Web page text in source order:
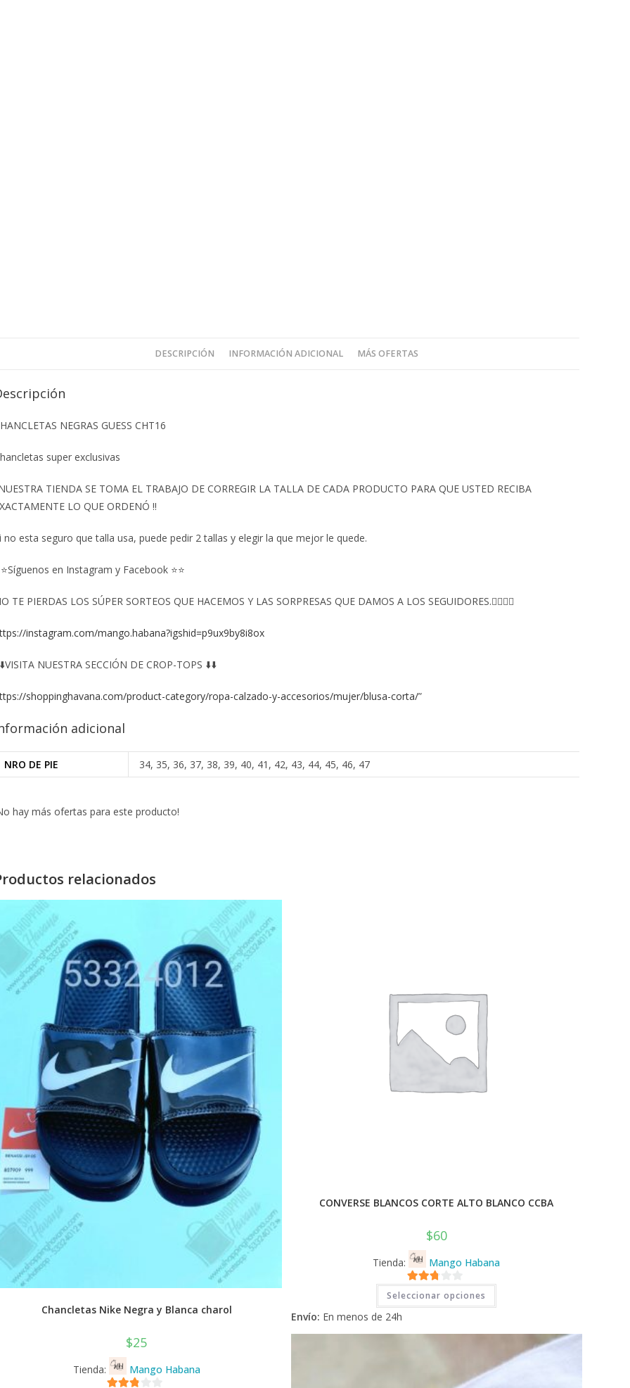
DESCRIPCIÓN INFORMACIÓN ADICIONAL MÁS OFERTAS
NEGRAS GUESS CHT16
super exclusivas
TIENDA SE TOMA EL TRABAJO DE CORREGIR LA TALLA DE CADA PRODUCTO PARA QUE USTED RECIBA
LO QUE ORDENÓ ‼️
no esta seguro que talla usa, puede pedir 2 tallas y elegir la que mejor le quede.
en Instagram y Facebook ⭐⭐
TE PIERDAS LOS SÚPER SORTEOS QUE HACEMOS Y LAS SORPRESAS QUE DAMOS A LOS SEGUIDORES.👇🏻👇🏻
instagram.com/mango.habana?igshid=p9ux9by8i8ox
NUESTRA SECCIÓN DE CROP-TOPS ⬇️⬇️
shoppinghavana.com/product-category/ropa-calzado-y-accesorios/mujer/blusa-corta/”
adicional
NRO DE PIE 34, 35, 36, 37, 38, 39, 40, 41, 42, 43, 44, 45, 46, 47
hay más ofertas para este producto!
relacionados
Chancletas Nike Negra y Blanca charol
$25
Tienda:
Mango Habana
CONVERSE BLANCOS CORTE ALTO BLANCO CCBA
$60
Tienda: Mango Habana
2.71
de 5
Seleccionar opciones
Este
tiene
Las
opciones
se
pueden
Envío: En menos de 24h